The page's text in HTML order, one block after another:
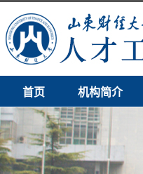
首页 机构简介